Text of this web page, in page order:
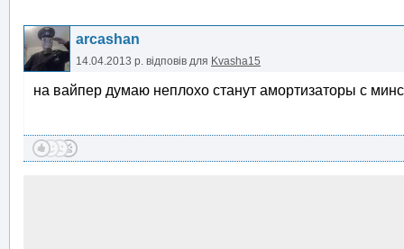
arcashan
14.04.2013 р. відповів для Kvasha15
на вайпер думаю неплохо станут амортизаторы с